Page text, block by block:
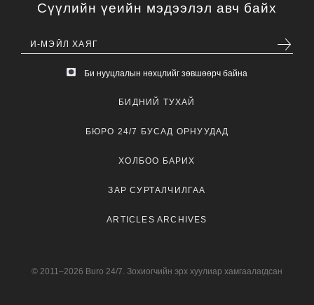
Сүүлийн үеийн мэдээлэл авч байх
Би нууцлалын нөхцлийг зөвшөөрч байна
БИДНИЙ ТУХАЙ
БЮРО 24/7 БУСАД ОРНУУДАД
ХОЛБОО БАРИХ
ЗАР СУРТАЛЧИЛГАА
ARTICLES ARCHIVES
© 2011–2026 Buro 24/7. Зохиогчийн эрх хуулиар хамгаалагдсан